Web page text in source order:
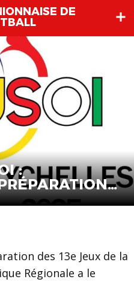
DE
:
des 13e Jeux de la
Régionale a le